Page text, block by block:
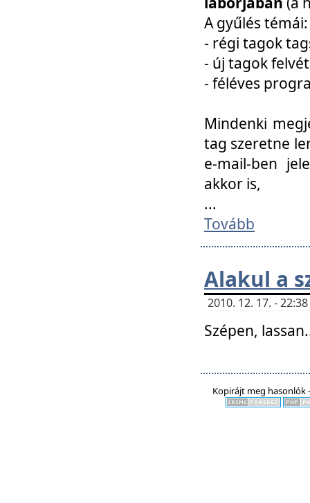
A gyűlés témái:
- régi tagok
- új tagok
- féléves
Mindenki
tag szeretne
e-mail-ben
akkor is,
...
Tovább
Alakul a
2010. 12. 17. -
Szépen,
Kopirájt meg hasonlók